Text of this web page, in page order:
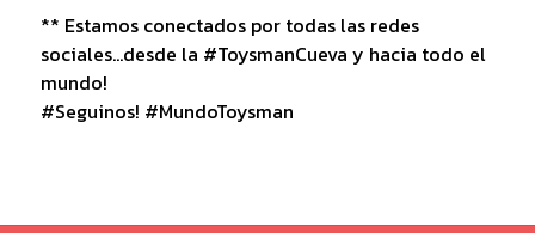
** Estamos conectados por todas las redes
sociales...desde la #ToysmanCueva y hacia todo el
mundo!
#Seguinos! #MundoToysman